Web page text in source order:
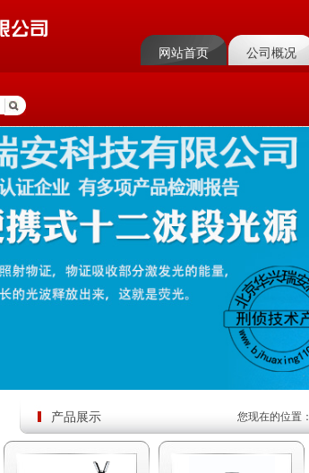
网站首页 公司概况
产品展示 您现在的位置：